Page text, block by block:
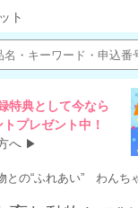
ト
特典として今なら
プレゼント中！
へ ▶
との“ふれあい” わんち